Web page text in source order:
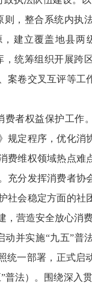
则，整合系统内执
，建立覆盖地县两
，统筹组织开展跨
案卷交叉互评等工
费者权益保护工作。
规定程序，优化消
费维权领域热点难
充分发挥消费者协
社会稳定方面的社
，营造安全放心消费
动并实施“九五”普
统一部署，正式启
普法）。围绕深入